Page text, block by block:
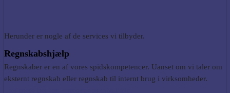
Herunder er nogle af de services vi tilbyder.
Regnskabshjælp
Regnskaber er en af vores spidskompetencer. Uanset om vi taler om
eksternt regnskab eller regnskab til internt brug i virksomheder.